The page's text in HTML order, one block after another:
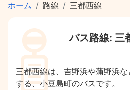
ホーム 路線 三都西線
バス路線: 三
三都西線は、吉野浜や蒲野浜
する、小豆島町のバスです。